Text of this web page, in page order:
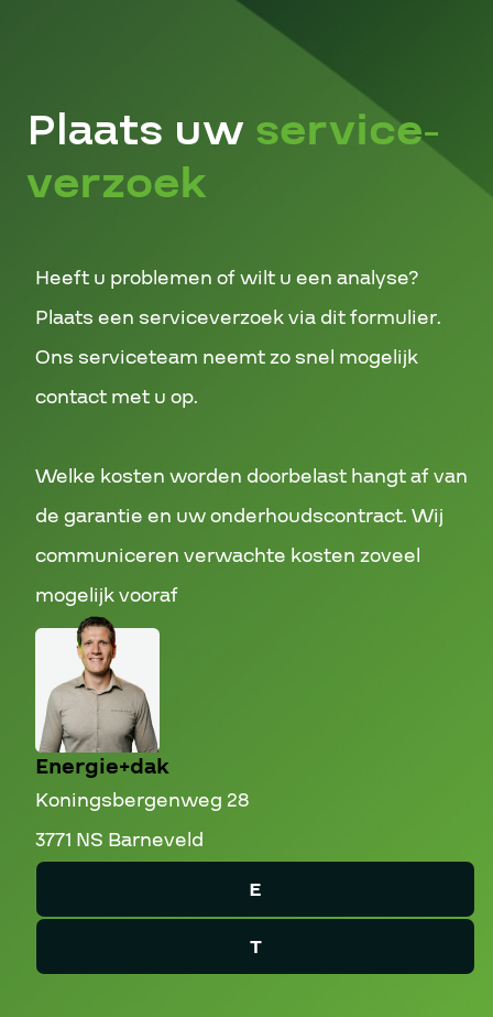
Plaats uw service-
verzoek
Heeft u problemen of wilt u een analyse?
Plaats een serviceverzoek via dit formulier.
Ons serviceteam neemt zo snel mogelijk
contact met u op.
Welke kosten worden doorbelast hangt af van
de garantie en uw onderhoudscontract. Wij
communiceren verwachte kosten zoveel
mogelijk vooraf
Energie+dak
Koningsbergenweg 28
3771 NS Barneveld
E
T